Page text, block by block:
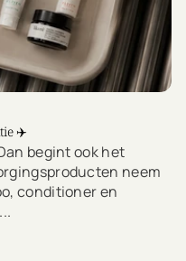
✈️
begint ook het
neem
conditioner en